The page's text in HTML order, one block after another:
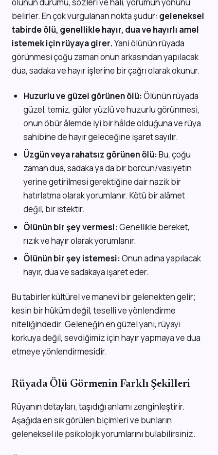
ölünün durumu, sözleri ve hâli, yorumun yönünü
belirler. En çok vurgulanan nokta şudur: geleneksel
tabirde ölü, genellikle hayır, dua ve hayırlı amel
istemek için rüyaya girer.Yani ölünün rüyada
görünmesi çoğu zaman onun arkasından yapılacak
dua, sadaka ve hayır işlerine bir çağrı olarak okunur.
Huzurlu ve güzel görünen ölü:Ölünün rüyada
güzel, temiz, güler yüzlü ve huzurlu görünmesi,
onun öbür âlemde iyi bir hâlde olduğuna ve rüya
sahibine de hayır geleceğine işaret sayılır.
Üzgün veya rahatsız görünen ölü:Bu, çoğu
zaman dua, sadaka ya da bir borcun/vasiyetin
yerine getirilmesi gerektiğine dair nazik bir
hatırlatma olarak yorumlanır. Kötü bir alâmet
değil, bir istektir.
Ölünün bir şey vermesi:Genellikle bereket,
rızık ve hayır olarak yorumlanır.
Ölünün bir şey istemesi:Onun adına yapılacak
hayır, dua ve sadakaya işaret eder.
Bu tabirler kültürel ve manevi bir gelenekten gelir;
kesin bir hüküm değil, teselli ve yönlendirme
niteliğindedir. Geleneğin en güzel yanı, rüyayı
korkuya değil, sevdiğimiz için hayır yapmaya ve dua
etmeye yönlendirmesidir.
Rüyada Ölü Görmenin Farklı Şekilleri
Rüyanın detayları, taşıdığı anlamı zenginleştirir.
Aşağıda en sık görülen biçimleri ve bunların
geleneksel ile psikolojik yorumlarını bulabilirsiniz.